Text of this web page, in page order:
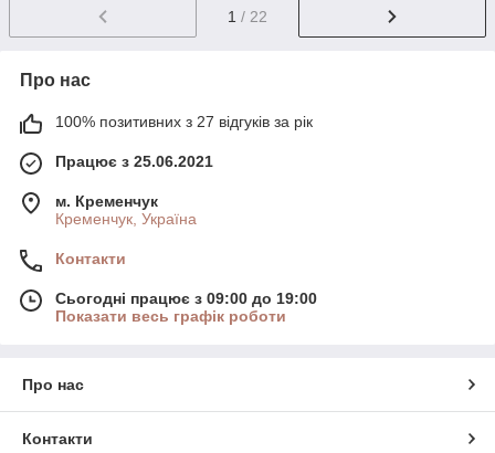
1 / 22
Про нас
100% позитивних з 27 відгуків за рік
Працює з 25.06.2021
м. Кременчук
Кременчук, Україна
Контакти
Сьогодні працює з 09:00 до 19:00
Показати весь графік роботи
Про нас
Контакти